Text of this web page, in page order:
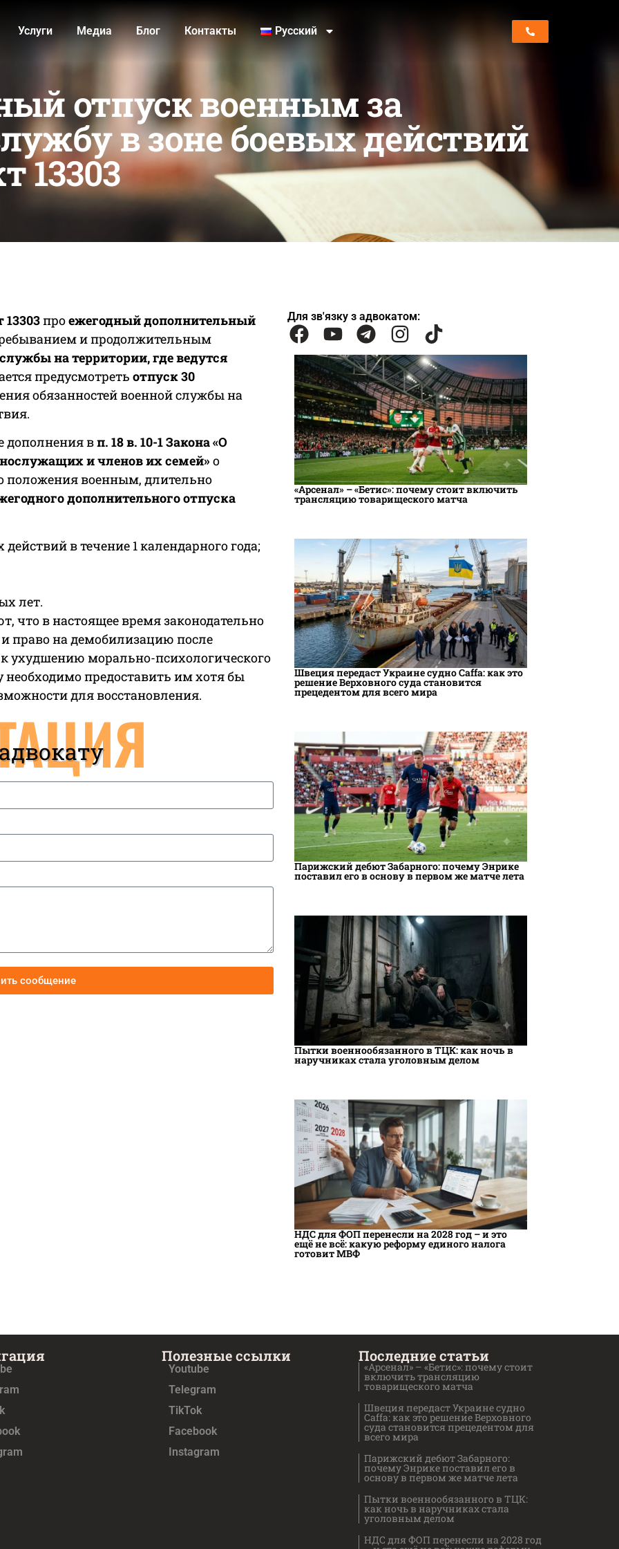
Услуги Медиа Блог Контакты Русский
отпуск военным за
в зоне боевых действий
13303
13303проежегодный дополнительный
и продолжительным
на территории, где ведутся
предусмотреть отпуск 30
обязанностей военной службы на
дополнения вп. 18 в. 10-1 Закона «О
и членов их семей» о
положения военным, длительно
дополнительного отпуска
в течение 1 календарного года;
лет.
что в настоящее время законодательно
право на демобилизацию после
к ухудшению морально-психологического
предоставить им хотя бы
для восстановления.
сообщение
Для зв'язку з адвокатом:
«Арсенал» – «Бетис»: почему стоит включить
трансляцию товарищеского матча
Швеция передаст Украине судно Caffa: как это
решение Верховного суда становится
прецедентом для всего мира
Парижский дебют Забарного: почему Энрике
поставил его в основу в первом же матче лета
Пытки военнообязанного в ТЦК: как ночь в
наручниках стала уголовным делом
НДС для ФОП перенесли на 2028 год – и это
ещё не всё: какую реформу единого налога
готовит МВФ
Полезные ссылки
Youtube
Telegram
TikTok
Facebook
Instagram
Последние статьи
«Арсенал» – «Бетис»: почему стоит
включить трансляцию
товарищеского матча
Швеция передаст Украине судно
Caffa: как это решение Верховного
суда становится прецедентом для
всего мира
Парижский дебют Забарного:
почему Энрике поставил его в
основу в первом же матче лета
Пытки военнообязанного в ТЦК:
как ночь в наручниках стала
уголовным делом
НДС для ФОП перенесли на 2028 год